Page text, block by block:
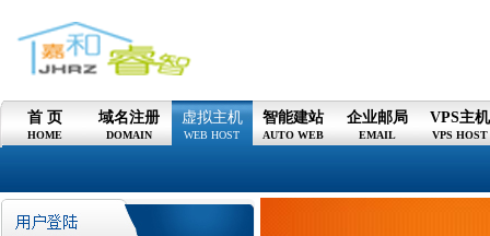
首 页
HOME
域名注册
DOMAIN
虚拟主机
WEB HOST
智能建站
AUTO WEB
企业邮局
EMAIL
VPS主机
VPS HOST